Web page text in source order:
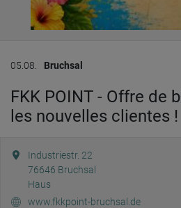
05.08. Bruchsal
FKK POINT - Offre de
les nouvelles clientes !
Industriestr. 22
76646 Bruchsal
Haus
www.fkkpoint-bruchsal.de